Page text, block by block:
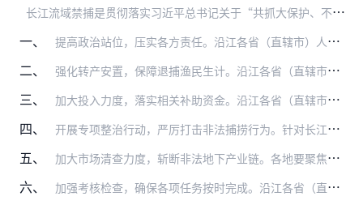
长
江流域禁捕是贯彻落实习近平总书记关于“共抓大保护、不搞大开发”的重要指示精神，保护长江母亲河和加强生态文明建设的重要举措，是为全局计、为子孙谋，功在当代、利在…
一、
提高政治站位，压实各方责任。沿江各省（直辖市）人民政府和各有关部门要增强“四个意识”、坚定“四个自信”、做到“两个维护”，深入学习领会、坚决贯彻落实习近平总书记…
二、 强化转产安置，保障退捕渔民生计。沿江各省（直辖市）要抓紧完成退捕渔船渔民建档立卡“回头看”工作，查漏补缺，切实摸清底数，做到精准识别和管理，作为落实补偿资金、转…
三、 加大投入力度，落实相关补助资金。沿江各省（直辖市）要在中央补助资金统一核算、切块到省的基础上，加大地方财政资金投入，统筹兜底保障禁捕退捕资金需求。地方可统筹使用…
四、 开展专项整治行动，严厉打击非法捕捞行为。针对长江流域重点水域非法捕捞屡禁不止等问题，开展为期一年的专项打击整治行动。沿江各省（直辖市）要成立由公安机关、农业农村…
五、 加大市场清查力度，斩断非法地下产业链。各地要聚焦水产品交易市场、餐饮场所等市场主体，依法依规严厉打击收购、加工、销售、利用非法渔获物等行为。加强禁捕水域周边区域…
六、 加强考核检查，确保各项任务按时完成。沿江各省（直辖市）人民政府要把长江流域禁捕工作作为落实“共抓大保护、不搞大开发”的约束性任务，纳入地方政府绩效考核和河长制、…